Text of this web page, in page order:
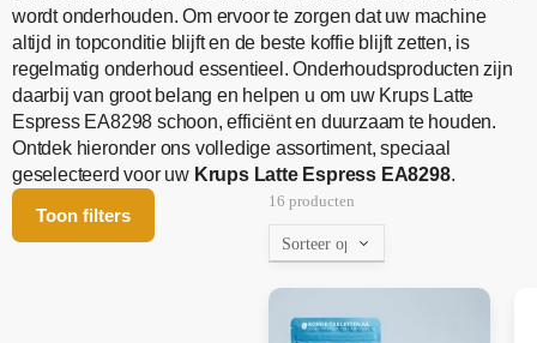
wordt onderhouden. Om ervoor te zorgen dat uw machine
altijd in topconditie blijft en de beste koffie blijft zetten, is
regelmatig onderhoud essentieel. Onderhoudsproducten zijn
daarbij van groot belang en helpen u om uw Krups Latte
Espress EA8298 schoon, efficiënt en duurzaam te houden.
Ontdek hieronder ons volledige assortiment, speciaal
geselecteerd voor uw Krups Latte Espress EA8298.
Toon filters
16 producten